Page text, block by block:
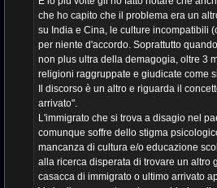
che ho capito che il problema era un
su India e Cina, le culture incompatibili
per niente d'accordo. Soprattutto
non plus ultra della demagogia, oltre 3
religioni raggruppate e giudicate come
Il discorso è un altro e riguarda il
arrivato".
L'immigrato che si trova a disagio nel
comunque soffre dello stigma
mancanza di cultura e/o educazione
alla ricerca disperata di trovare un altro
casacca di immigrato o ultimo arrivato